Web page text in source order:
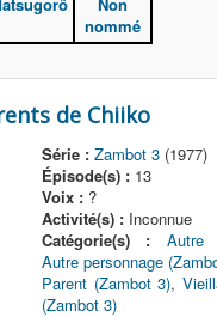
Non
nommé
de Chiiko
Série : Zambot 3(1977)
Épisode(s) :13
Voix :?
Activité(s) :Inconnue
Catégorie(s) :
Autre
Autre personnage
Parent (Zambot 3),
(Zambot 3)